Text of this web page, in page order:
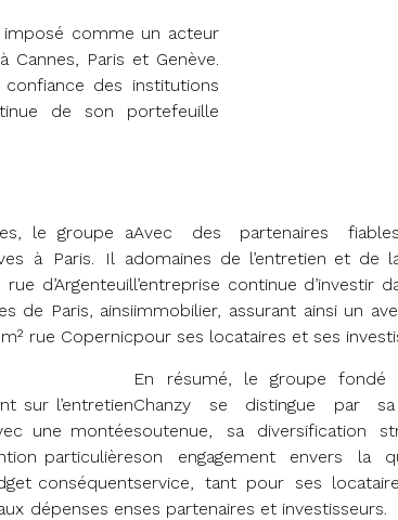
imposé comme un acteur
Paris et Genève.
des institutions
de son portefeuille
le groupe a
à Paris. Il a
d’Argenteuil
de Paris, ainsi
rue Copernic
sur l’entretien
une montée
particulière
conséquent
dépenses en
Avec des partenaires
domaines de l’entretien et de
l’entreprise continue d’investir
immobilier, assurant ainsi un
pour ses locataires et ses
En résumé, le groupe fondé
Chanzy se distingue par sa
soutenue, sa diversification
son engagement envers la
service, tant pour ses
ses partenaires et investisseurs.